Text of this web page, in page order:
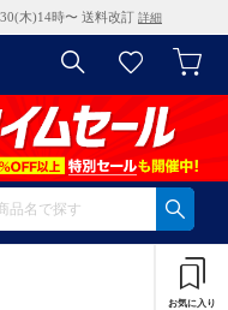
30(木)14時〜 送料改訂 詳細
お気に入り